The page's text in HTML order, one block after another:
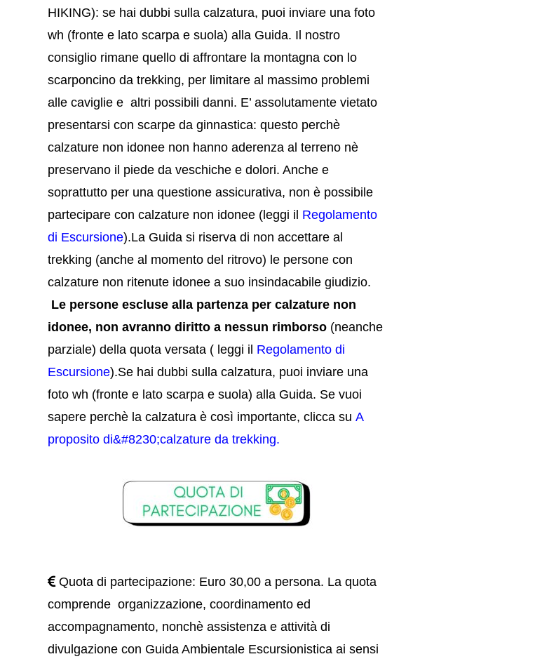
HIKING): se hai dubbi sulla calzatura, puoi inviare una foto
wh (fronte e lato scarpa e suola) alla Guida. Il nostro
consiglio rimane quello di affrontare la montagna con lo
scarponcino da trekking, per limitare al massimo problemi
alle caviglie e altri possibili danni. E’ assolutamente vietato
presentarsi con scarpe da ginnastica: questo perchè
calzature non idonee non hanno aderenza al terreno nè
preservano il piede da veschiche e dolori. Anche e
soprattutto per una questione assicurativa, non è possibile
partecipare con calzature non idonee (leggi il Regolamento
di Escursione).La Guida si riserva di non accettare al
trekking (anche al momento del ritrovo) le persone con
calzature non ritenute idonee a suo insindacabile giudizio.
Le persone escluse alla partenza per calzature non
idonee, non avranno diritto a nessun rimborso (neanche
parziale) della quota versata ( leggi il Regolamento di
Escursione).Se hai dubbi sulla calzatura, puoi inviare una
foto wh (fronte e lato scarpa e suola) alla Guida. Se vuoi
sapere perchè la calzatura è così importante, clicca suA
proposito di&#8230;calzature da trekking.
Quota di partecipazione: Euro 30,00 a persona. La quota
comprende organizzazione, coordinamento ed
accompagnamento, nonchè assistenza e attività di
divulgazione con Guida Ambientale Escursionistica ai sensi